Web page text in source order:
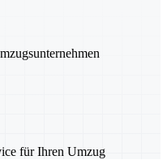
für Ihren Umzug